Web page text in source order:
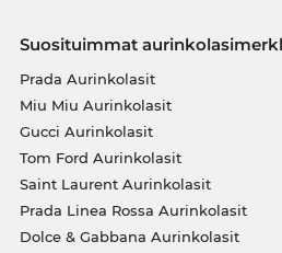
Suosituimmat
Prada Aurinkolasit
Miu Miu Aurinkolasit
Gucci Aurinkolasit
Tom Ford Aurinkolasit
Saint Laurent Aurinkolasit
Prada Linea Rossa Aurinkolasit
Dolce & Gabbana Aurinkolasit